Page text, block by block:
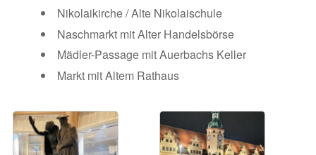
Nikolaikirche / Alte Nikolaischule
Naschmarkt mit Alter Handelsbörse
Mädler-Passage mit Auerbachs Keller
Markt mit Altem Rathaus